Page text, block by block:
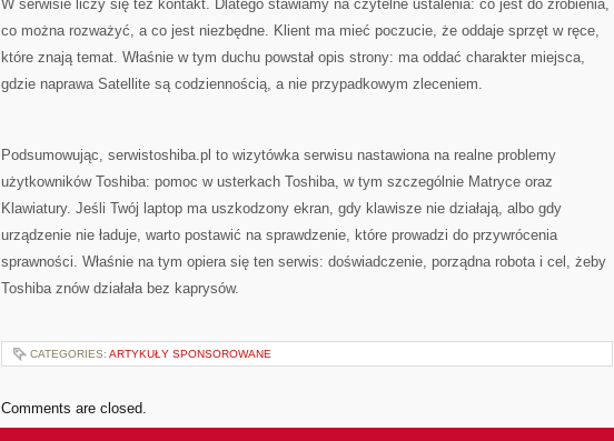
W serwisie liczy się też kontakt. Dlatego stawiamy na czytelne ustalenia: co jest do zrobienia,
co można rozważyć, a co jest niezbędne. Klient ma mieć poczucie, że oddaje sprzęt w ręce,
które znają temat. Właśnie w tym duchu powstał opis strony: ma oddać charakter miejsca,
gdzie naprawa Satellite są codziennością, a nie przypadkowym zleceniem.
Podsumowując, serwistoshiba.pl to wizytówka serwisu nastawiona na realne problemy
użytkowników Toshiba: pomoc w usterkach Toshiba, w tym szczególnie Matryce oraz
Klawiatury. Jeśli Twój laptop ma uszkodzony ekran, gdy klawisze nie działają, albo gdy
urządzenie nie ładuje, warto postawić na sprawdzenie, które prowadzi do przywrócenia
sprawności. Właśnie na tym opiera się ten serwis: doświadczenie, porządna robota i cel, żeby
Toshiba znów działała bez kaprysów.
CATEGORIES: ARTYKUŁY SPONSOROWANE
Comments are closed.